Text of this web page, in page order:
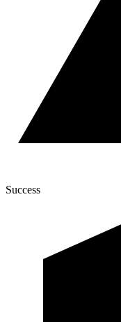
Success